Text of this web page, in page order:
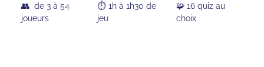
👥 de 3 à 54
joueurs
⏱️ 1h à 1h30 de
jeu
🧩 16 quiz au
choix